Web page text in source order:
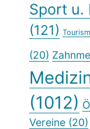
Sport u.
(121)
(20)
(1012)
Vereine (20)